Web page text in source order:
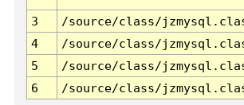
3 /source/class/
4
/source/class/
5
/source/class/
6
/source/class/